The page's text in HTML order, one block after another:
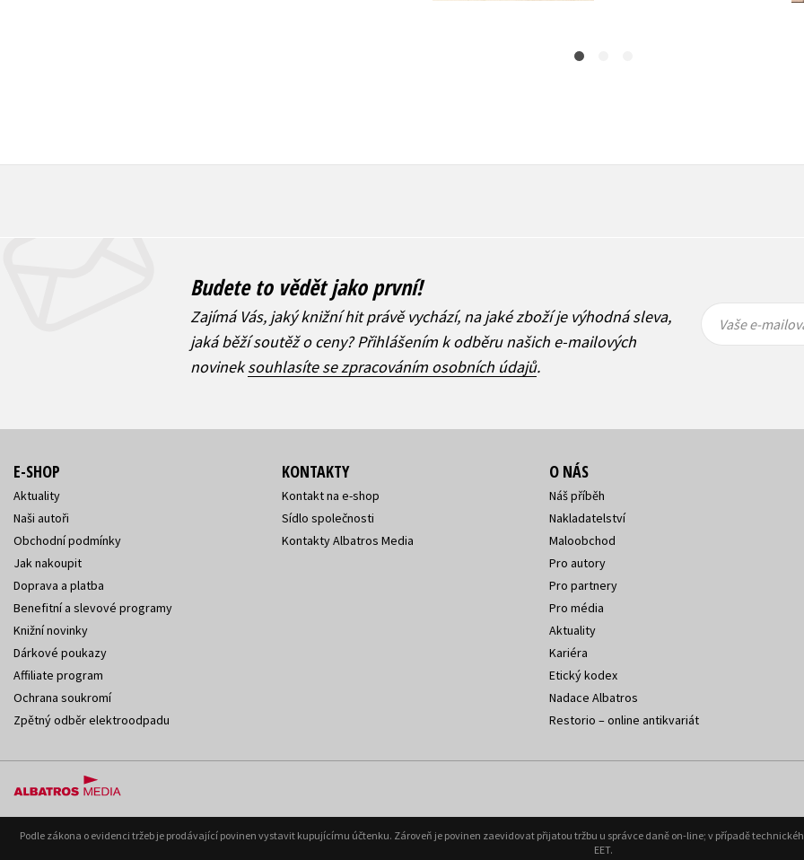
Budete to vědět jako první!
Zajímá Vás, jaký knižní hit právě vychází, na jaké zboží je výhodná sleva,
jaká běží soutěž o ceny? Přihlášením k odběru našich e-mailových
novineksouhlasíte se zpracováním osobních údajů.
mailová
mailová
Vaše e-
E-SHOP
Aktuality
Naši autoři
Obchodní podmínky
Jak nakoupit
Doprava a platba
Benefitní a slevové programy
Knižní novinky
Dárkové poukazy
Affiliate program
Ochrana soukromí
Zpětný odběr elektroodpadu
KONTAKTY
Kontakt na e-shop
Sídlo společnosti
Kontakty Albatros Media
O NÁS
Náš příběh
Nakladatelství
Maloobchod
Pro autory
Pro partnery
Pro média
Aktuality
Kariéra
Etický kodex
Nadace Albatros
Restorio – online antikvariát
Podle zákona o evidenci tržeb je prodávající povinen vystavit kupujícímu účtenku. Zároveň je povinen zaevidovat přijatou tržbu u správce daně on-line; v případě
EET.